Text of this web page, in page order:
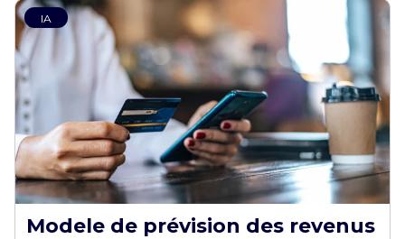
IA
Modele de prévision des revenus